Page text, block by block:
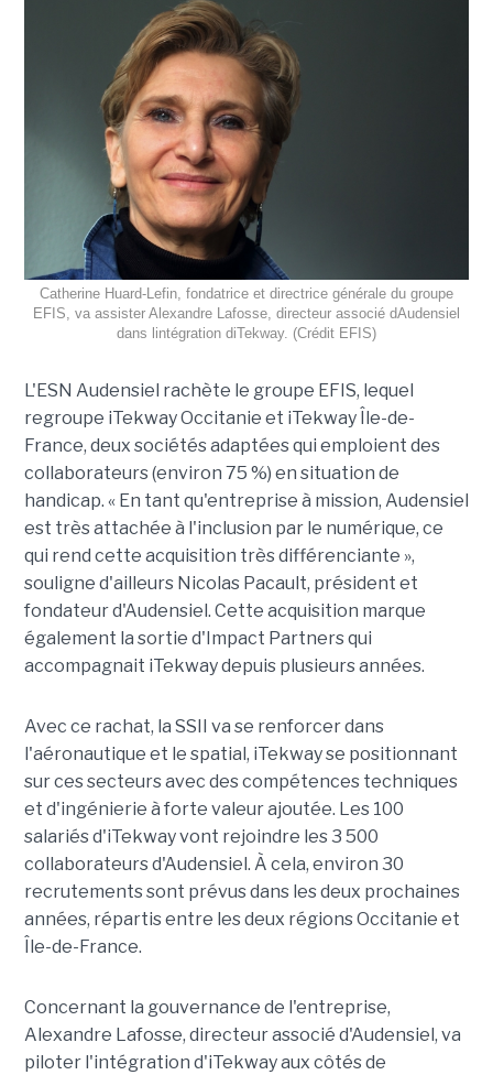
Catherine Huard-Lefin, fondatrice et directrice générale du groupe
EFIS, va assister Alexandre Lafosse, directeur associé dAudensiel
dans lintégration diTekway. (Crédit EFIS)
L'ESN Audensiel rachète le groupe EFIS, lequel
regroupe iTekway Occitanie et iTekway Île-de-
France, deux sociétés adaptées qui emploient des
collaborateurs (environ 75 %) en situation de
handicap. « En tant qu'entreprise à mission, Audensiel
est très attachée à l'inclusion par le numérique, ce
qui rend cette acquisition très différenciante »,
souligne d'ailleurs Nicolas Pacault, président et
fondateur d'Audensiel. Cette acquisition marque
également la sortie d'Impact Partners qui
accompagnait iTekway depuis plusieurs années.
Avec ce rachat, la SSII va se renforcer dans
l'aéronautique et le spatial, iTekway se positionnant
sur ces secteurs avec des compétences techniques
et d'ingénierie à forte valeur ajoutée. Les 100
salariés d'iTekway vont rejoindre les 3 500
collaborateurs d'Audensiel. À cela, environ 30
recrutements sont prévus dans les deux prochaines
années, répartis entre les deux régions Occitanie et
Île-de-France.
Concernant la gouvernance de l'entreprise,
Alexandre Lafosse, directeur associé d'Audensiel, va
piloter l'intégration d'iTekway aux côtés de